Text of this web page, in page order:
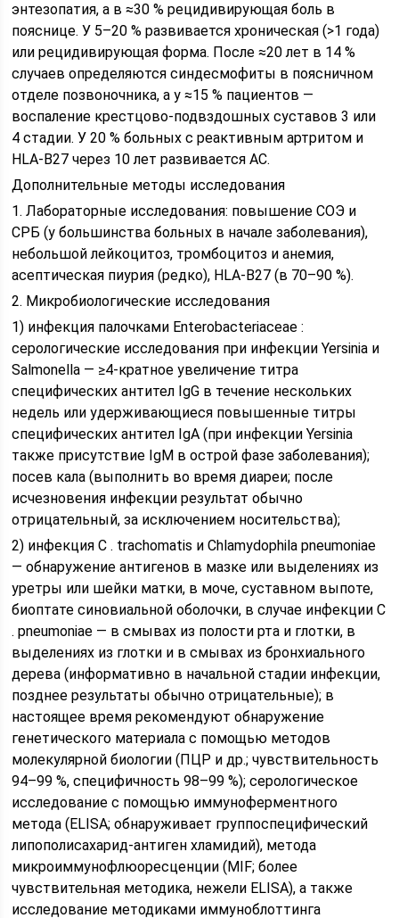
энтезопатия, а в ≈30 % рецидивирующая боль в
пояснице. У 5–20 % развивается хроническая (>1 года)
или рецидивирующая форма. После ≈20 лет в 14 %
случаев определяются синдесмофиты в поясничном
отделе позвоночника, а у ≈15 % пациентов —
воспаление крестцово-подвздошных суставов 3 или
4 стадии. У 20 % больных с реактивным артритом и
HLA-B27 через 10 лет развивается АС.
Дополнительные методы исследования
1. Лабораторные исследования: повышение СОЭ и
СРБ (у большинства больных в начале заболевания),
небольшой лейкоцитоз, тромбоцитоз и анемия,
асептическая пиурия (редко), HLA-B27 (в 70–90 %).
2. Микробиологические исследования
1) инфекция палочками Enterobacteriaceae :
серологические исследования при инфекции Yersinia и
Salmonella — ≥4-кратное увеличение титра
специфических антител IgG в течение нескольких
недель или удерживающиеся повышенные титры
специфических антител IgA (при инфекции Yersinia
также присутствие IgM в острой фазе заболевания);
посев кала (выполнить во время диареи; после
исчезновения инфекции результат обычно
отрицательный, за исключением носительства);
2) инфекция C . trachomatis и Chlamydophila pneumoniae
— обнаружение антигенов в мазке или выделениях из
уретры или шейки матки, в моче, суставном выпоте,
биоптате синовиальной оболочки, в случае инфекции C
. pneumoniae — в смывах из полости рта и глотки, в
выделениях из глотки и в смывах из бронхиального
дерева (информативно в начальной стадии инфекции,
позднее результаты обычно отрицательные); в
настоящее время рекомендуют обнаружение
генетического материала с помощью методов
молекулярной биологии (ПЦР и др.; чувствительность
94–99 %, специфичность 98–99 %); серологическое
исследование с помощью иммуноферментного
метода (ELISA; обнаруживает группоспецифический
липополисахарид-антиген хламидий), метода
микроиммунофлюоресценции (MIF; более
чувствительная методика, нежели ELISA), а также
исследование методиками иммуноблоттинга